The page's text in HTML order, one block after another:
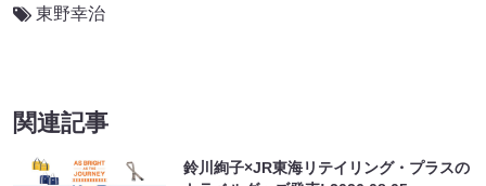
東野幸治
関連記事
鈴川絢子×JR東海リテイリング・プラスの